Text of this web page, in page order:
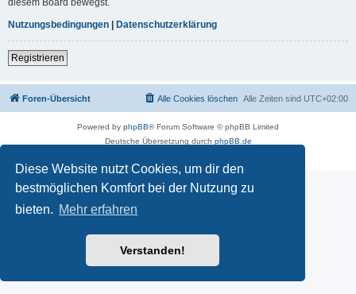
Diese Website nutzt Cookies, um dir den
bestmöglichen Komfort bei der Nutzung zu
bieten. Mehr erfahren
Verstanden!
Nutzungsbedingungen | Datenschutzerklärung
Registrieren
Foren-Übersicht Alle Zeiten sind UTC+02:00
Alle Cookies löschen
Powered by phpBB® Forum Software © phpBB Limited
Deutsche Übersetzung durch phpBB.de